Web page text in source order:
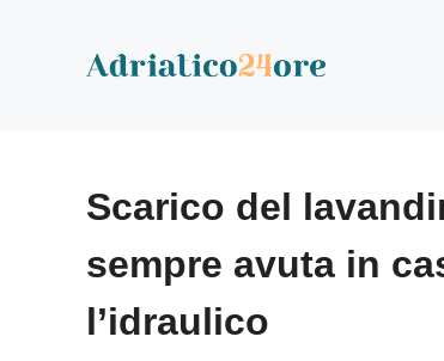
Scarico del
sempre avuta in
l’idraulico